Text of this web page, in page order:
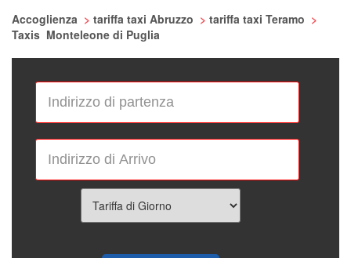
Accoglienza > tariffa taxi Abruzzo > tariffa taxi Teramo >
Taxis Monteleone di Puglia